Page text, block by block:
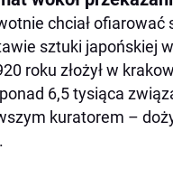
chciał
sztuki japońskiej
roku złożył w
6,5 tysiąca
kuratorem –